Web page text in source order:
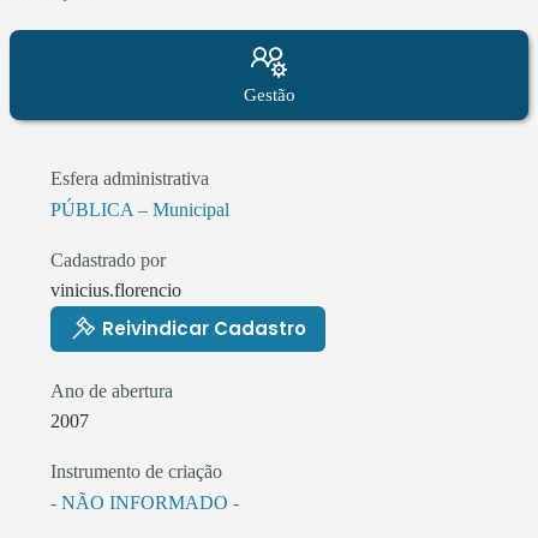
Gestão
Esfera administrativa
PÚBLICA – Municipal
Cadastrado por
vinicius.florencio
Reivindicar Cadastro
Ano de abertura
2007
Instrumento de criação
- NÃO INFORMADO -